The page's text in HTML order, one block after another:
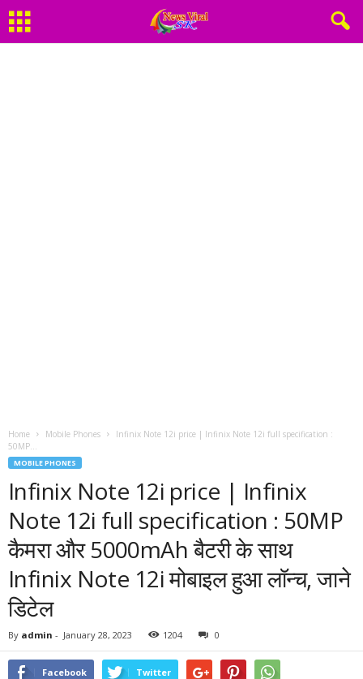
Home Mobile Phones
Infinix Note 12i price | Infinix Note 12i full specification :
50MP...
MOBILE PHONES
Infinix Note 12i price | Infinix
Note 12i full specification : 50MP
कैमरा और 5000mAh बैटरी के साथ
Infinix Note 12i मोबाइल हुआ लॉन्च, जाने
डिटेल
By admin - January 28, 2023 1204 0
Facebook Twitter